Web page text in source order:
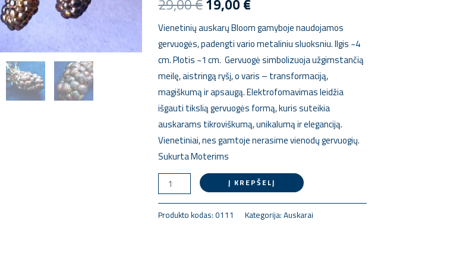
29,00€19,00 €
Vienetinių auskarų Bloom gamyboje naudojamos
gervuogės, padengti vario metaliniu sluoksniu. Ilgis ~4
cm. Plotis ~1 cm. Gervuogė simbolizuoja užgimstančią
meilę, aistringą ryšį, o varis – transformaciją,
magiškumą ir apsaugą. Elektrofomavimas leidžia
išgauti tikslią gervuogės formą, kuris suteikia
auskarams tikroviškumą, unikalumą ir eleganciją.
Vienetiniai, nes gamtoje nerasime vienodų gervuogių.
Sukurta Moterims
Į KREPŠELĮ
Produkto kodas:0111 Kategorija:Auskarai